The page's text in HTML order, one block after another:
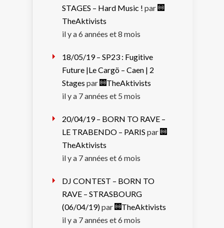
STAGES – Hard Music ! par
TheAktivists
il y a 6 années et 8 mois
18/05/19 – SP23 : Fugitive
Future |Le Cargö – Caen | 2
Stages par
TheAktivists
il y a 7 années et 5 mois
20/04/19 – BORN TO RAVE –
LE TRABENDO – PARIS par
TheAktivists
il y a 7 années et 6 mois
DJ CONTEST – BORN TO
RAVE – STRASBOURG
(06/04/19)par
TheAktivists
il y a 7 années et 6 mois